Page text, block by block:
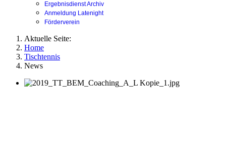
Ergebnisdienst Archiv
Anmeldung Latenight
Förderverein
Aktuelle Seite:
Home
Tischtennis
News